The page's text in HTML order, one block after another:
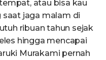
atau bisa kau
jaga malam di
ribuan tahun sejak
hingga mencapai
Murakami pernah